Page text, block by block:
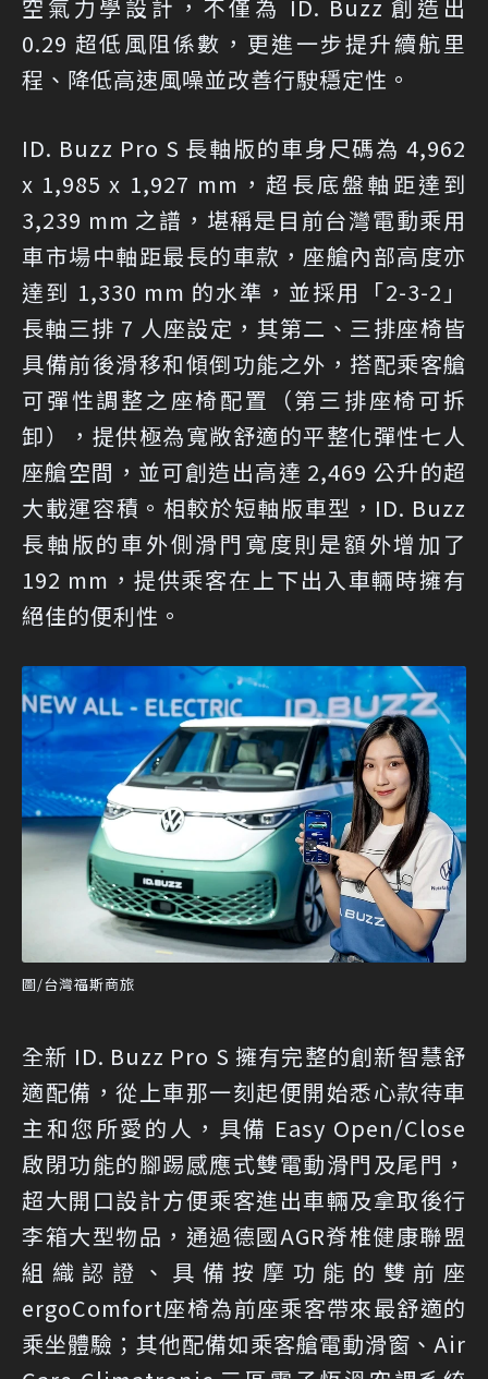
空氣力學設計，不僅為 ID. Buzz 創造出
0.29 超低風阻係數，更進一步提升續航里
程、降低高速風噪並改善行駛穩定性。
ID. Buzz Pro S 長軸版的車身尺碼為 4,962
x 1,985 x 1,927 mm，超長底盤軸距達到
3,239 mm 之譜，堪稱是目前台灣電動乘用
車市場中軸距最長的車款，座艙內部高度亦
達到 1,330 mm 的水準，並採用「2-3-2」
長軸三排 7 人座設定，其第二、三排座椅皆
具備前後滑移和傾倒功能之外，搭配乘客艙
可彈性調整之座椅配置（第三排座椅可拆
卸），提供極為寬敞舒適的平整化彈性七人
座艙空間，並可創造出高達 2,469 公升的超
大載運容積。相較於短軸版車型，ID. Buzz
長軸版的車外側滑門寬度則是額外增加了
192 mm，提供乘客在上下出入車輛時擁有
絕佳的便利性。
圖/台灣福斯商旅
全新 ID. Buzz Pro S 擁有完整的創新智慧舒
適配備，從上車那一刻起便開始悉心款待車
主和您所愛的人，具備 Easy Open/Close
啟閉功能的腳踢感應式雙電動滑門及尾門，
超大開口設計方便乘客進出車輛及拿取後行
李箱大型物品，通過德國AGR脊椎健康聯盟
組織認證、具備按摩功能的雙前座
ergoComfort座椅為前座乘客帶來最舒適的
乘坐體驗；其他配備如乘客艙電動滑窗、Air